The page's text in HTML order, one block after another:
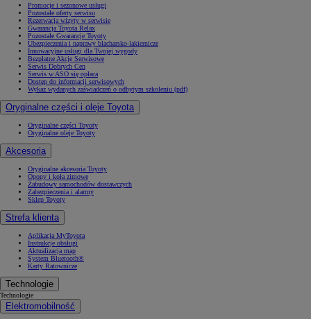
Promocje i sezonowe usługi
Pozostałe oferty serwisu
Rezerwacja wizyty w serwisie
Gwarancja Toyota Relax
Pozostałe Gwarancje Toyoty
Ubezpieczenia i naprawy blacharsko-lakiernicze
Innowacyjne usługi dla Twojej wygody
Bezpłatne Akcje Serwisowe
Serwis Dobrych Cen
Serwis w ASO się opłaca
Dostęp do informacji serwisowych
Wykaz wydanych zaświadczeń o odbytym szkoleniu (pdf)
Oryginalne części i oleje Toyota
Oryginalne części Toyoty
Oryginalne oleje Toyoty
Akcesoria
Oryginalne akcesoria Toyoty
Opony i koła zimowe
Zabudowy samochodów dostawczych
Zabezpieczenia i alarmy
Sklep Toyoty
Strefa klienta
Aplikacja MyToyota
Instrukcje obsługi
Aktualizacja map
System Bluetooth®
Karty Ratownicze
Technologie
Technologie
Elektromobilność